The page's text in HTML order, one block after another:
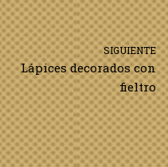
SIGUIENTE
Lápices decorados con
fieltro